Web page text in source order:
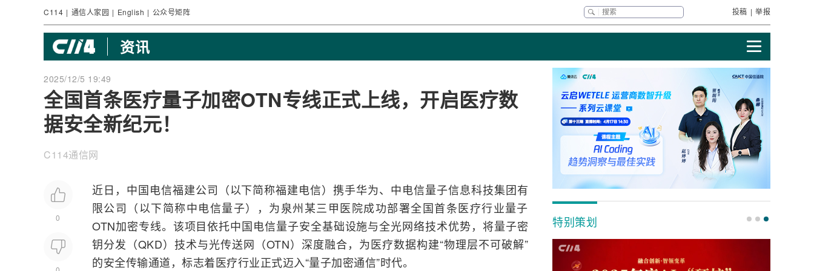
C114 | 通信人家园 | English | 公众号矩阵 投稿 | 举报
资讯
2025/12/5 19:49
全国首条医疗量子加密OTN专线正式上线，开启医疗数
据安全新纪元！
C114通信网
0
近日， 中国电信福建公司（以下简称福建电信）携手华为、中电信量子信息科技集团有
限公司（以下简称中电信量子），为泉州某三甲医院成功部署全国首条医疗行业量子
OTN加密专线。该项目依托中国电信量子安全基础设施与全光网络技术优势，将量子密
钥分发（QKD）技术与光传送网（OTN）深度融合，为医疗数据构建“物理层不可破解”
的安全传输通道，标志着医疗行业正式迈入“量子加密通信”时代。
特别策划